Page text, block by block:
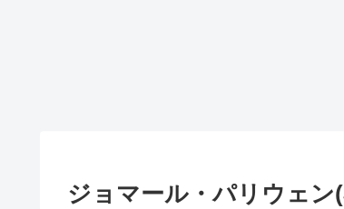
ジョマール・パリウェ